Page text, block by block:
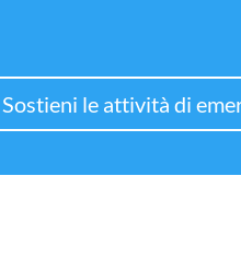
Sostieni le attività di